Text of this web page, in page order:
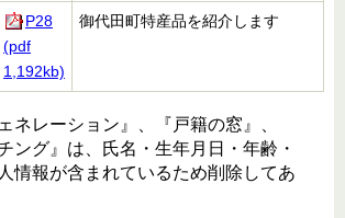
P28
(pdf
1,192kb)
御代田町特産品を紹介します
ネレーション』、『戸籍の窓』、
ング』は、氏名・生年月日・年齢・
情報が含まれているため削除してあ